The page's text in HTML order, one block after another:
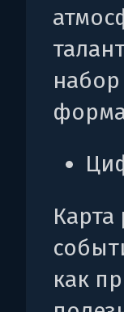
Карта
как